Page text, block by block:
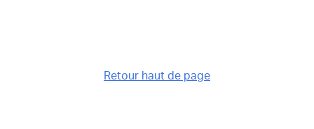
Retour haut de page